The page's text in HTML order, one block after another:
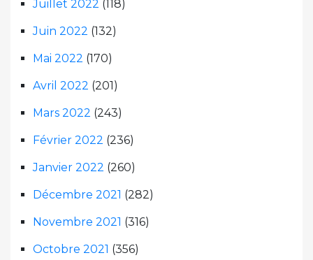
Juillet 2022 (118)
Juin 2022 (132)
Mai 2022 (170)
Avril 2022 (201)
Mars 2022 (243)
Février 2022 (236)
Janvier 2022 (260)
Décembre 2021 (282)
Novembre 2021 (316)
Octobre 2021 (356)